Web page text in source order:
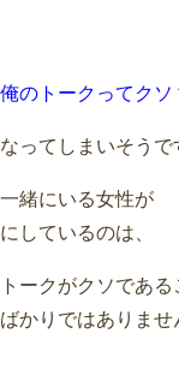
俺のトークってクソ
ってしまいそうで
緒にいる女性が
しているのは、
ークがクソである
かりではありませ